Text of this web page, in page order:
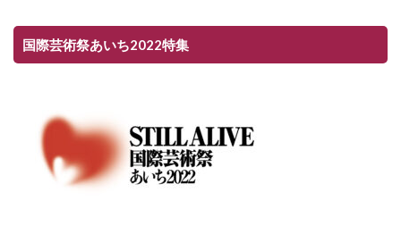
国際芸術祭あいち2022特集